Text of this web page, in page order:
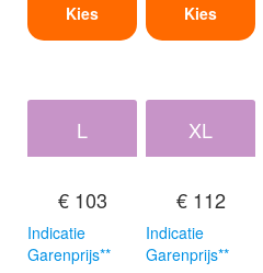
Kies Kies
L
€ 103
Indicatie
Garenprijs**
XL
€ 112
Indicatie
Garenprijs**